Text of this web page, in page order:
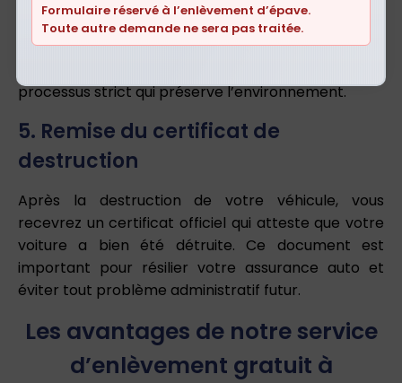
Une fois l’épave récupérée, elle est acheminée vers
un centre VHU agréé proche de Germaines. Le
processus strict qui préserve l’environnement.
5. Remise du certificat de
destruction
Après la destruction de votre véhicule, vous
recevrez un certificat officiel qui atteste que votre
voiture a bien été détruite. Ce document est
important pour résilier votre assurance auto et
éviter tout problème administratif futur.
Les avantages de notre service
d’enlèvement gratuit à
Formulaire réservé à l’enlèvement d’épave.
Toute autre demande ne sera pas traitée.